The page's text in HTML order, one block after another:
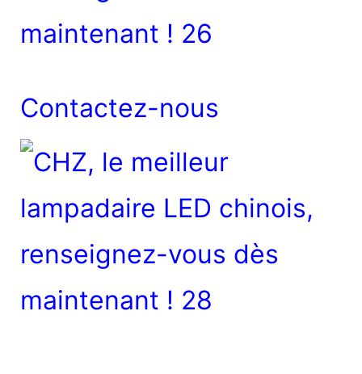
Contactez-nous